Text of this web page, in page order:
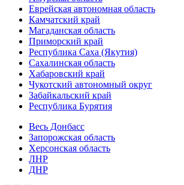
Еврейская автономная область
Камчатский край
Магаданская область
Приморский край
Республика Саха (Якутия)
Сахалинская область
Хабаровский край
Чукотский автономный округ
Забайкальский край
Республика Бурятия
Весь Донбасс
Запорожская область
Херсонская область
ЛНР
ДНР